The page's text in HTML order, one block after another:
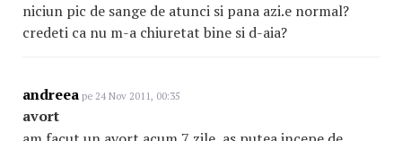
niciun pic de sange de atunci si pana azi.e normal?
credeti ca nu m-a chiuretat bine si d-aia?
andreea pe 24 Nov 2011, 00:35
avort